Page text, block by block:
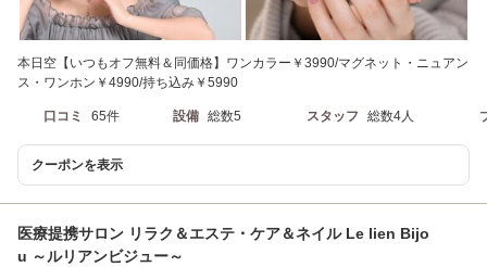
本日空【いつもオフ無料＆同価格】ワンカラー￥3990/マグネット・ニュアン
ス・ワンホン￥4990/持ち込み￥5990
口コミ 65件 設備 総数5 スタッフ 総数4人
クーポンを表示
医療提携サロン リラク＆エステ・ケア＆ネイル Le lien Bijo
u ～ルリアンビジュー～